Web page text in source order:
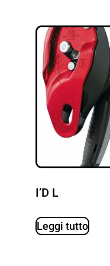
I’D L
Leggi tutto